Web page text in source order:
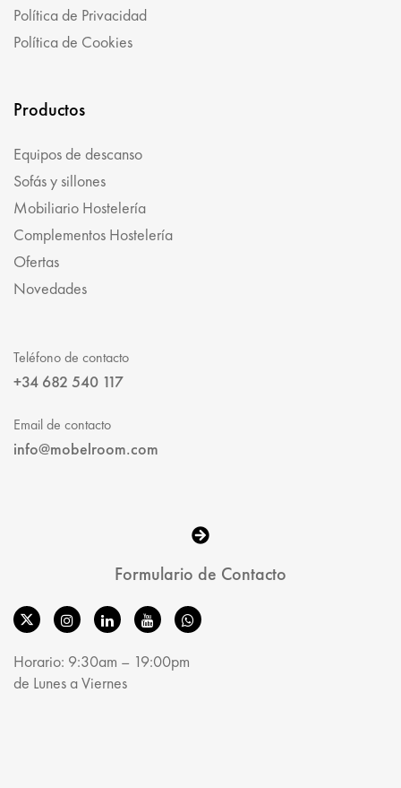
Política de Privacidad
Política de Cookies
Productos
Equipos de descanso
Sofás y sillones
Mobiliario Hostelería
Complementos Hostelería
Ofertas
Novedades
Teléfono de contacto
+34 682 540 117
Email de contacto
info@mobelroom.com
Formulario de Contacto
Horario: 9:30am – 19:00pm
de Lunes a Viernes